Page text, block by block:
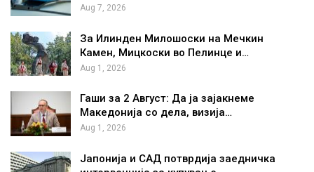
Aug 7, 2026
За Илинден Милошоски на Мечкин
Камен, Мицкоски во Пелинце и…
Aug 1, 2026
Гаши за 2 Август: Да ја зајакнеме
Македонија со дела, визија…
Aug 1, 2026
Јапонија и САД потврдија заедничка